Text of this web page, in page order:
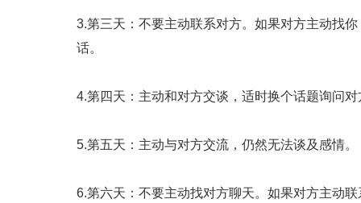
3.第三天：不要主动联系对方。如果对方主动找
话。
4.第四天：主动和对方交谈，适时换个话题询问
5.第五天：主动与对方交流，仍然无法谈及感情。
6.第六天：不要主动找对方聊天。如果对方主动